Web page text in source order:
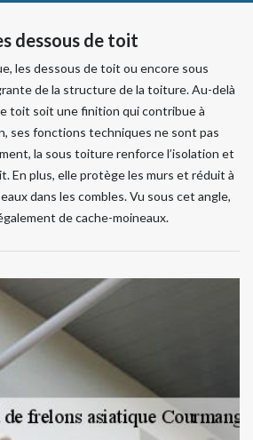
dessous de toit
les dessous de toit ou encore sous
de la structure de la toiture. Au-delà
toit soit une finition qui contribue à
ses fonctions techniques ne sont pas
la sous toiture renforce l’isolation et
En plus, elle protège les murs et réduit à
dans les combles. Vu sous cet angle,
de cache-moineaux.